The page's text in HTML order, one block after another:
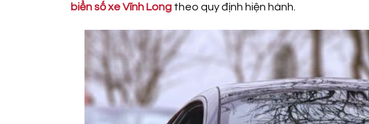
biển số xe Vĩnh Long theo quy định hiện hành.